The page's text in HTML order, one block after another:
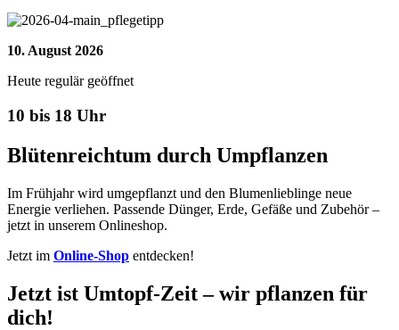
10. August 2026
Heute regulär geöffnet
10 bis 18 Uhr
Blütenreichtum durch Umpflanzen
Im Frühjahr wird umgepflanzt und den Blumenlieblinge neue
Energie verliehen. Passende Dünger, Erde, Gefäße und Zubehör –
jetzt in unserem Onlineshop.
Jetzt im Online-Shop entdecken!
Jetzt ist Umtopf-Zeit – wir pflanzen für
dich!